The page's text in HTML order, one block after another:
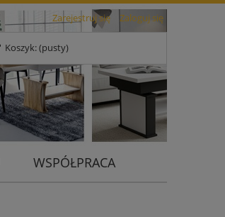
Zarejestruj się Zaloguj się
Koszyk:(pusty)
WSPÓŁPRACA